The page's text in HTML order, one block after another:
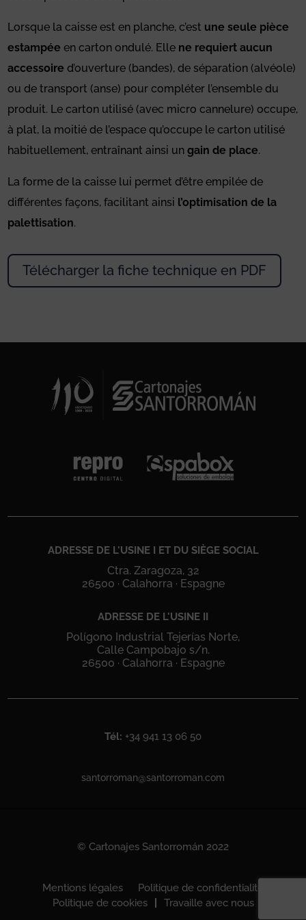
Lorsque la caisse est en planche, c’est une seule pièce
estampée en carton ondulé. Elle ne requiert aucun
accessoire d’ouverture (bandes), de séparation (alvéole)
ou de transport (anse) pour compléter l’ensemble du
produit. Le carton utilisé (avec micro cannelure) occupe,
à plat, la moitié de l’espace qu’occupe le carton utilisé
habituellement, entraînant ainsi ungain de place.
La forme de la caisse lui permet d’être empilée de
différentes façons, facilitant ainsi l’optimisation de la
palettisation.
Télécharger la fiche technique en PDF
ADRESSE DE L'USINE I ET DU SIÈGE SOCIAL
Ctra. Zaragoza, 32
26500 · Calahorra · Espagne
ADRESSE DE L'USINE II
Polígono Industrial Tejerías Norte,
Calle Campobajo s/n.
26500 · Calahorra · Espagne
Tél: +34 941 13 06 50
santorroman@santorroman.com
© Cartonajes Santorromán 2022
Mentions légales
Politique de confidentialité
Politique de cookies
Travaille avec nous